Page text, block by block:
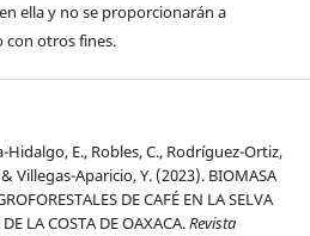
ella y no se proporcionarán a
con otros fines.
Hidalgo, E., Robles, C., Rodríguez-Ortiz,
Villegas-Aparicio, Y. (2023). BIOMASA
DE CAFÉ EN LA SELVA
LA COSTA DE OAXACA.Revista